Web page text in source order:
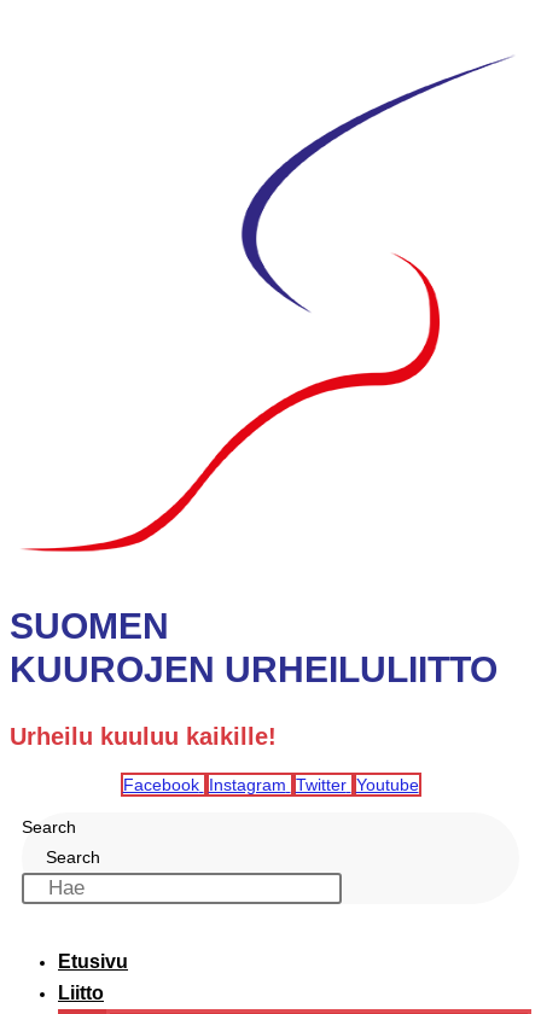
SUOMEN
KUUROJEN URHEILULIITTO
Urheilu kuuluu kaikille!
Facebook Instagram Twitter Youtube
Search
Search
Etusivu
Liitto